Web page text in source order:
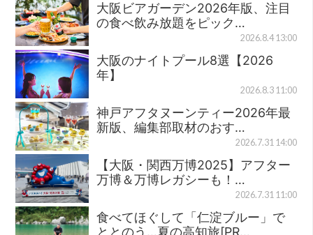
大阪ビアガーデン2026年版、注目
の食べ飲み放題をピック…
2026.8.4 13:00
大阪のナイトプール8選【2026
年】
2026.8.3 11:00
神戸アフタヌーンティー2026年最
新版、編集部取材のおす…
2026.7.31 14:00
【大阪・関西万博2025】アフター
万博＆万博レガシーも！…
2026.7.31 11:00
食べてほぐして「仁淀ブルー」で
ととのう…夏の高知旅[PR…